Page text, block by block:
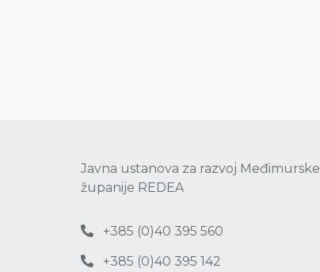
Javna ustanova za razvoj Međimurske
županije REDEA
+385 (0)40 395 560
+385 (0)40 395 142